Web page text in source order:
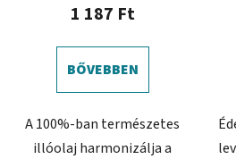
1 187 Ft
BŐVEBBEN
A 100%-ban természetes
illóolaj harmonizálja a